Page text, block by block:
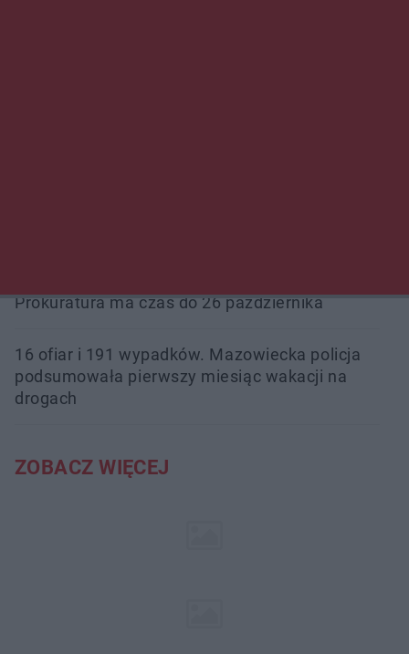
Prokuratura ma czas do 26 października
16 ofiar i 191 wypadków. Mazowiecka policja
podsumowała pierwszy miesiąc wakacji na
drogach
ZOBACZ WIĘCEJ